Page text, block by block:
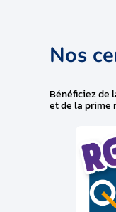
Nos
Bénéficiez de
et de la prime